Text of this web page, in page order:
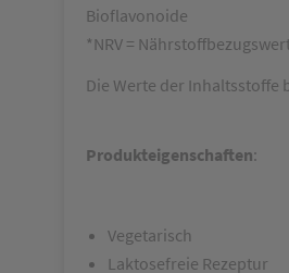
Bioflavonoide
*NRV =
Die Werte der Inhaltsstoffe
Produkteigenschaften:
Vegetarisch
Laktosefreie Rezeptur